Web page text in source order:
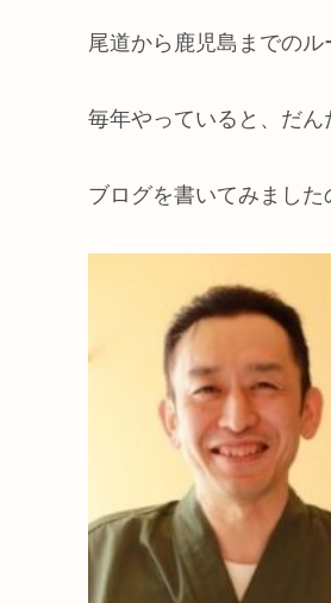
尾道から鹿児島までの
毎年やっていると、だ
ブログを書いてみました